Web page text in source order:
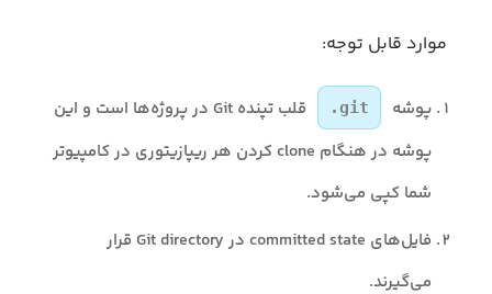
موارد قابل توجه:
پوشه .git
قلب تپنده Git در پروژه‌ها است و این
پوشه در هنگام clone کردن هر ریپازیتوری در کامپیوتر
شما کپی می‌شود.
فایل‌های committed state در Git directory قرار
می‌گیرند.